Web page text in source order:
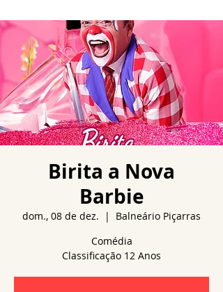
Birita a Nova
Barbie
dom., 08 de dez.
  |
Balneário Piçarras
Comédia